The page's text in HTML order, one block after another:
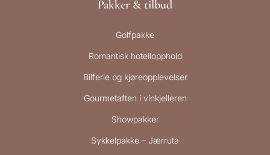
Pakker & tilbud
Golfpakke
Romantisk hotellopphold
Bilferie og kjøreopplevelser
Gourmetaften i vinkjelleren
Showpakker
Sykkelpakke – Jærruta